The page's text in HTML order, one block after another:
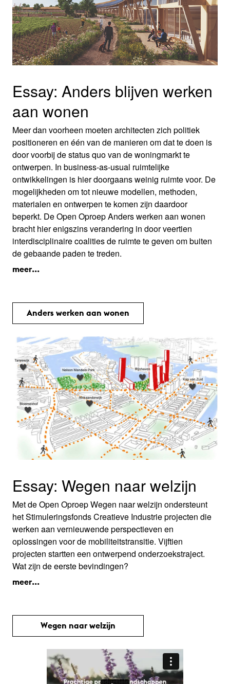
Essay: Anders blijven werken
aan wonen
Meer dan voorheen moeten architecten zich politiek
positioneren en één van de manieren om dat te doen is
door voorbij de status quo van de woningmarkt te
ontwerpen. In business-as-usual ruimtelijke
ontwikkelingen is hier doorgaans weinig ruimte voor. De
mogelijkheden om tot nieuwe modellen, methoden,
materialen en ontwerpen te komen zijn daardoor
beperkt. De Open Oproep Anders werken aan wonen
bracht hier enigszins verandering in door veertien
interdisciplinaire coalities de ruimte te geven om buiten
de gebaande paden te treden.
meer...
Anders werken aan wonen
Essay: Wegen naar welzijn
Met de Open Oproep Wegen naar welzijn ondersteunt
het Stimuleringsfonds Creatieve Industrie projecten die
werken aan vernieuwende perspectieven en
oplossingen voor de mobiliteitstransitie. Vijftien
projecten startten een ontwerpend onderzoekstraject.
Wat zijn de eerste bevindingen?
meer...
Wegen naar welzijn